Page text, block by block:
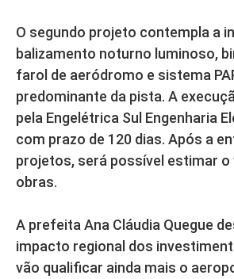
O segundo projeto contempla a
balizamento noturno luminoso,
farol de aeródromo e sistema
predominante da pista. A
pela Engelétrica Sul Engenharia
com prazo de 120 dias. Após a
projetos, será possível estimar
obras.
A prefeita Ana Cláudia Quegue
impacto regional dos
vão qualificar ainda mais o